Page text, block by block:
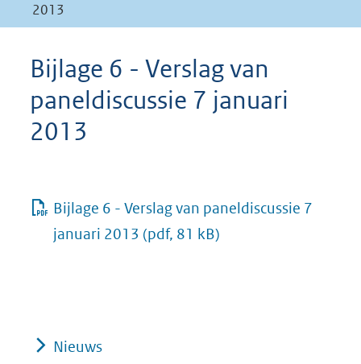
2013
Bijlage 6 - Verslag van
paneldiscussie 7 januari
2013
Bijlage 6 - Verslag van paneldiscussie 7
januari 2013 (pdf, 81 kB)
Nieuws